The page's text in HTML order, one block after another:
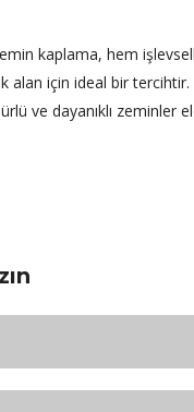
kaplama, hem
alan için ideal bir
ve dayanıklı zeminler